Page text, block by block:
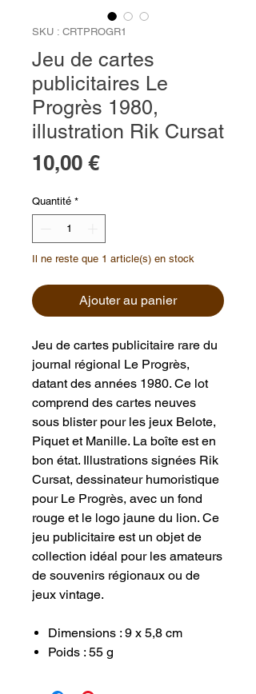
SKU : CRTPROGR1
Jeu de cartes
publicitaires Le
Progrès 1980,
illustration Rik Cursat
10,00 €Prix
Quantité *
Il ne reste que 1 article(s) en stock
Ajouter au panier
Jeu de cartes publicitaire rare du
journal régional Le Progrès,
datant des années 1980. Ce lot
comprend des cartes neuves
sous blister pour les jeux Belote,
Piquet et Manille. La boîte est en
bon état. Illustrations signées Rik
Cursat, dessinateur humoristique
pour Le Progrès, avec un fond
rouge et le logo jaune du lion. Ce
jeu publicitaire est un objet de
collection idéal pour les amateurs
de souvenirs régionaux ou de
jeux vintage.
Dimensions : 9 x 5,8 cm
Poids : 55 g